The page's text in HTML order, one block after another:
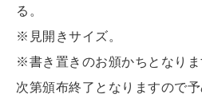
る。
※見開きサイズ。
※書き置きのお頒かちとなりま
次第頒布終了となりますので予